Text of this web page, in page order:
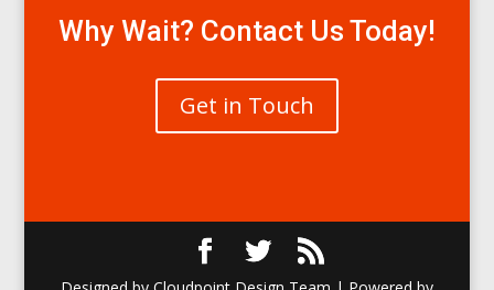
Why Wait? Contact Us Today!
Get in Touch